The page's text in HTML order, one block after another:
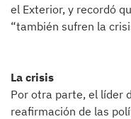
el Exterior, y recordó
“también sufren la
La crisis
Por otra parte, el líder
reafirmación de las